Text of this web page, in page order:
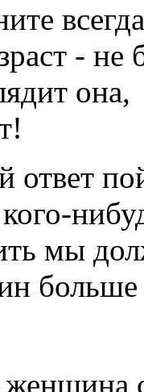
всегда
- не
она,
ответ
мы
больше